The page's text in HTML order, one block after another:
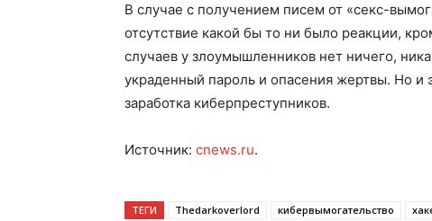
В случае с получением писем от «секс-
отсутствие какой бы то ни было реакции,
случаев у злоумышленников нет ничего,
украденный пароль и опасения жертвы. Но и
заработка киберпреступников.
Источник: cnews.ru.
ТЕГИ Thedarkoverlord кибервымогательство